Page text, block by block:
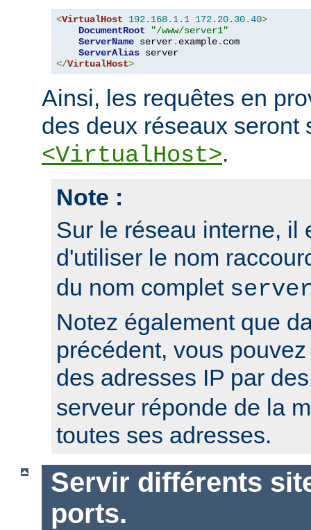
<VirtualHost 192.168. 1.1 172.20. 30.40>
DocumentRoot
"/www/server1"
ServerName server. example. com
ServerAlias
</VirtualHost>
Ainsi, les requêtes en
des deux réseaux seront
<VirtualHost>.
Note :
Sur le réseau interne, il
d'utiliser le nom
du nom complet
Notez également que
précédent, vous
des adresses IP par
serveur réponde de la
toutes ses adresses.
Servir différents
ports.